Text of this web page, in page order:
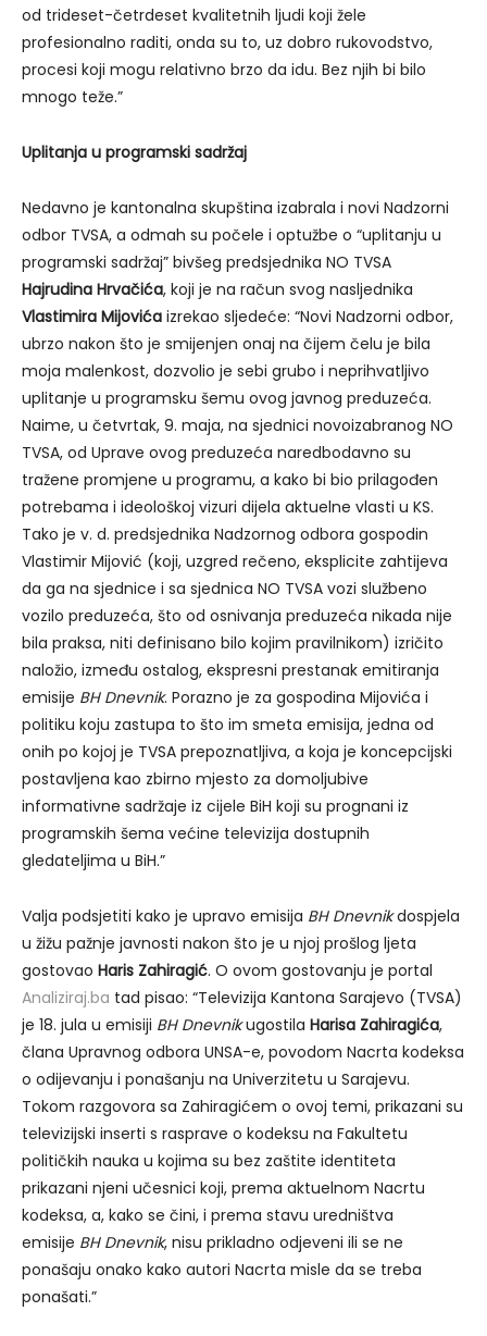
od trideset-četrdeset kvalitetnih ljudi koji žele
profesionalno raditi, onda su to, uz dobro rukovodstvo,
procesi koji mogu relativno brzo da idu. Bez njih bi bilo
mnogo teže.”
Uplitanja u programski sadržaj
Nedavno je kantonalna skupština izabrala i novi Nadzorni
odbor TVSA, a odmah su počele i optužbe o “uplitanju u
programski sadržaj” bivšeg predsjednika NO TVSA
Hajrudina Hrvačića, koji je na račun svog nasljednika
Vlastimira Mijovića izrekao sljedeće: “Novi Nadzorni odbor,
ubrzo nakon što je smijenjen onaj na čijem čelu je bila
moja malenkost, dozvolio je sebi grubo i neprihvatljivo
uplitanje u programsku šemu ovog javnog preduzeća.
Naime, u četvrtak, 9. maja, na sjednici novoizabranog NO
TVSA, od Uprave ovog preduzeća naredbodavno su
tražene promjene u programu, a kako bi bio prilagođen
potrebama i ideološkoj vizuri dijela aktuelne vlasti u KS.
Tako je v. d. predsjednika Nadzornog odbora gospodin
Vlastimir Mijović (koji, uzgred rečeno, eksplicite zahtijeva
da ga na sjednice i sa sjednica NO TVSA vozi službeno
vozilo preduzeća, što od osnivanja preduzeća nikada nije
bila praksa, niti definisano bilo kojim pravilnikom) izričito
naložio, između ostalog, ekspresni prestanak emitiranja
emisije BH Dnevnik. Porazno je za gospodina Mijovića i
politiku koju zastupa to što im smeta emisija, jedna od
onih po kojoj je TVSA prepoznatljiva, a koja je koncepcijski
postavljena kao zbirno mjesto za domoljubive
informativne sadržaje iz cijele BiH koji su prognani iz
programskih šema većine televizija dostupnih
gledateljima u BiH.”
Valja podsjetiti kako je upravo emisija BH Dnevnikdospjela
u žižu pažnje javnosti nakon što je u njoj prošlog ljeta
gostovao Haris Zahiragić. O ovom gostovanju je portal
Analiziraj.ba tad pisao: “Televizija Kantona Sarajevo (TVSA)
je 18. jula u emisiji BH Dnevnikugostila Harisa Zahiragića,
člana Upravnog odbora UNSA-e, povodom Nacrta kodeksa
o odijevanju i ponašanju na Univerzitetu u Sarajevu.
Tokom razgovora sa Zahiragićem o ovoj temi, prikazani su
televizijski inserti s rasprave o kodeksu na Fakultetu
političkih nauka u kojima su bez zaštite identiteta
prikazani njeni učesnici koji, prema aktuelnom Nacrtu
kodeksa, a, kako se čini, i prema stavu uredništva
emisije BH Dnevnik, nisu prikladno odjeveni ili se ne
ponašaju onako kako autori Nacrta misle da se treba
ponašati.”